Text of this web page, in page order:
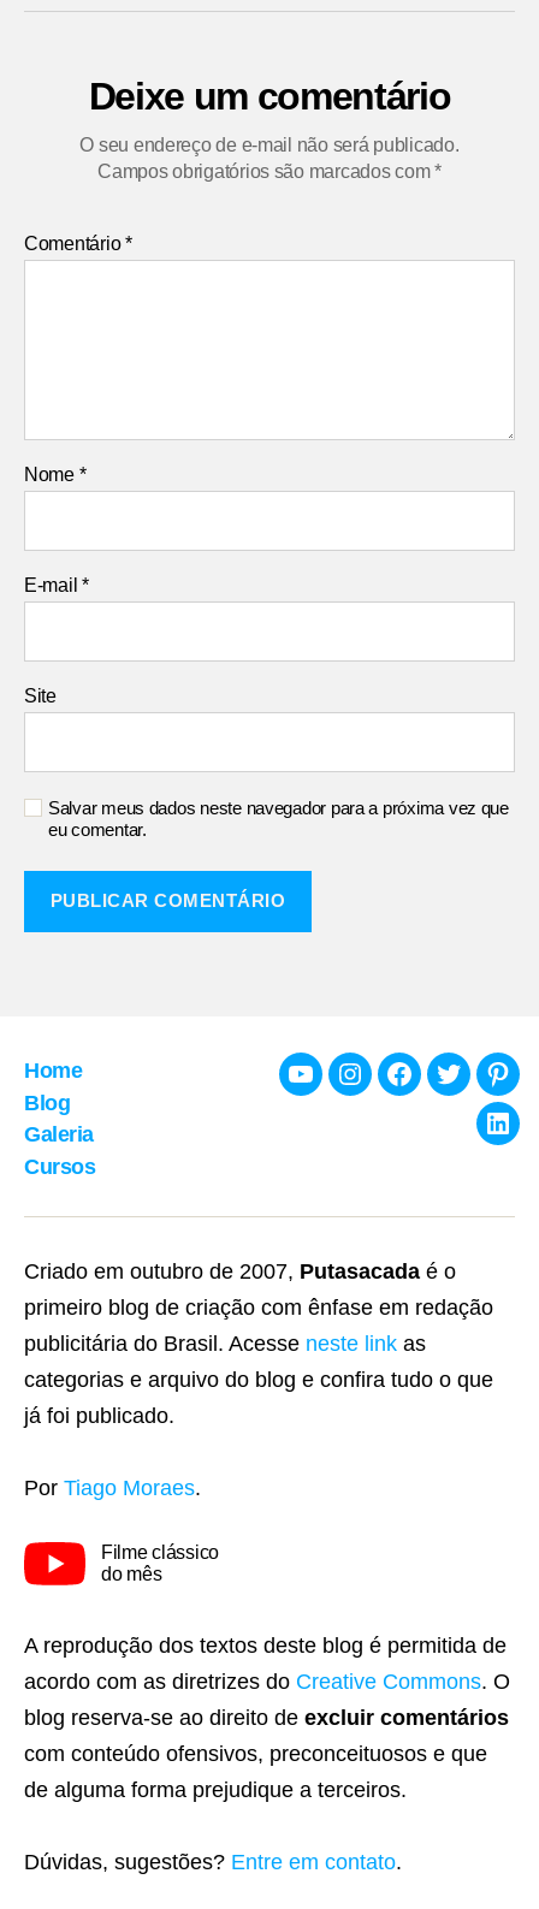
Deixe um comentário
O seu endereço de e-mail não será publicado.
Campos obrigatórios são marcados com*
Comentário*
Nome *
E-mail*
Site
Salvar meus dados neste navegador para a próxima vez que
eu comentar.
Home
Blog
Galeria
Cursos
YoutubeInstagramFacebook
Twitter
Criado em outubro de 2007, Putasacada é o
primeiro blog de criação com ênfase em redação
publicitária do Brasil. Acesse neste link as
categorias e arquivo do blog e confira tudo o que
já foi publicado.
Por Tiago Moraes.
Filme clássico
do mês
A reprodução dos textos deste blog é permitida de
acordo com as diretrizes do Creative Commons. O
blog reserva-se ao direito de excluir comentários
com conteúdo ofensivos, preconceituosos e que
de alguma forma prejudique a terceiros.
Dúvidas, sugestões? Entre em contato.